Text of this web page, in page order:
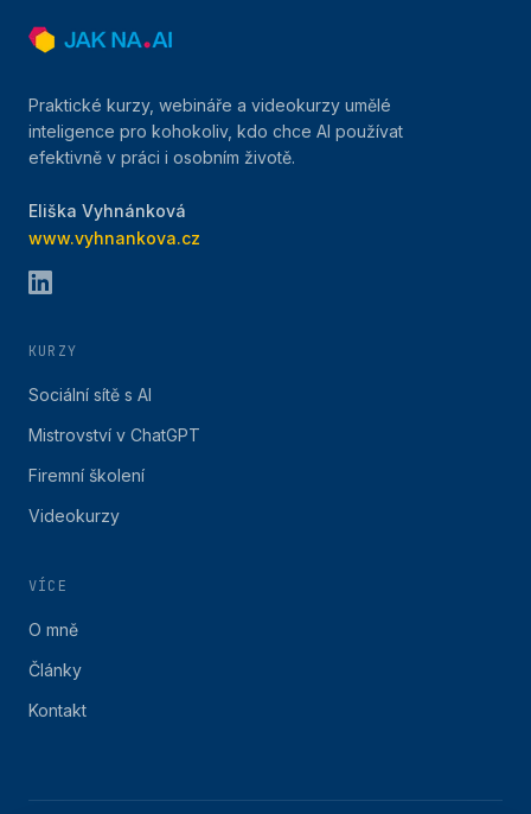
Praktické kurzy, webináře a videokurzy umělé
inteligence pro kohokoliv, kdo chce AI používat
efektivně v práci i osobním životě.
Eliška Vyhnánková
www.vyhnankova.cz
KURZY
Sociální sítě s AI
Mistrovství v ChatGPT
Firemní školení
Videokurzy
VÍCE
O mně
Články
Kontakt